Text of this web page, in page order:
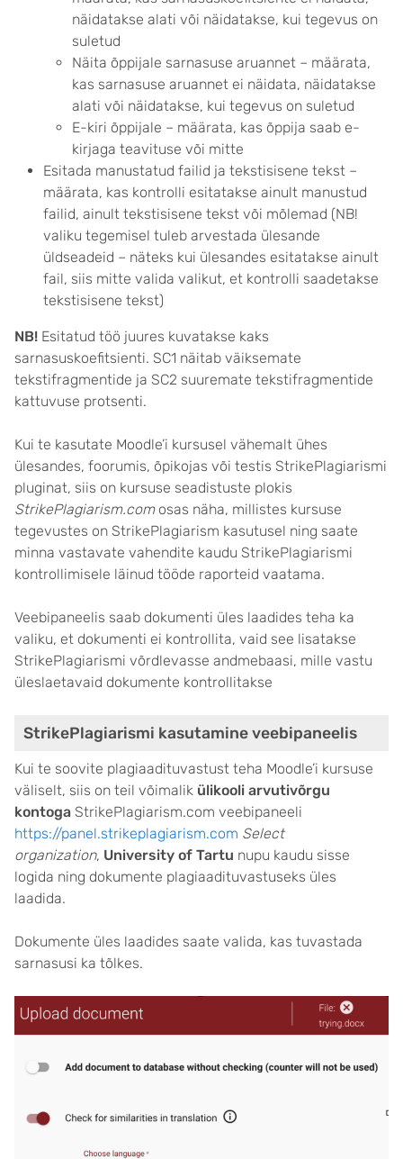
näidatakse alati või näidatakse, kui tegevus on
suletud
Näita õppijale sarnasuse aruannet – määrata,
kas sarnasuse aruannet ei näidata, näidatakse
alati või näidatakse, kui tegevus on suletud
E-kiri õppijale – määrata, kas õppija saab e-
kirjaga teavituse või mitte
Esitada manustatud failid ja tekstisisene tekst –
määrata, kas kontrolli esitatakse ainult manustud
failid, ainult tekstisisene tekst või mõlemad (NB!
valiku tegemisel tuleb arvestada ülesande
üldseadeid – näteks kui ülesandes esitatakse ainult
fail, siis mitte valida valikut, et kontrolli saadetakse
tekstisisene tekst)
NB! Esitatud töö juures kuvatakse kaks
sarnasuskoefitsienti. SC1 näitab väiksemate
tekstifragmentide ja SC2 suuremate tekstifragmentide
kattuvuse protsenti.
Kui te kasutate Moodle’i kursusel vähemalt ühes
ülesandes, foorumis, õpikojas või testis StrikePlagiarismi
pluginat, siis on kursuse seadistuste plokis
StrikePlagiarism.comosas näha, millistes kursuse
tegevustes on StrikePlagiarism kasutusel ning saate
minna vastavate vahendite kaudu StrikePlagiarismi
kontrollimisele läinud tööde raporteid vaatama.
Veebipaneelis saab dokumenti üles laadides teha ka
valiku, et dokumenti ei kontrollita, vaid see lisatakse
StrikePlagiarismi võrdlevasse andmebaasi, mille vastu
üleslaetavaid dokumente kontrollitakse
StrikePlagiarismi kasutamine veebipaneelis
Kui te soovite plagiaadituvastust teha Moodle’i kursuse
väliselt, siis on teil võimalik ülikooli arvutivõrgu
kontoga StrikePlagiarism.com veebipaneeli
https://panel.strikeplagiarism.com Select
organization, University of Tartu nupu kaudu sisse
logida ning dokumente plagiaadituvastuseks üles
laadida.
Dokumente üles laadides saate valida, kas tuvastada
sarnasusi ka tõlkes.